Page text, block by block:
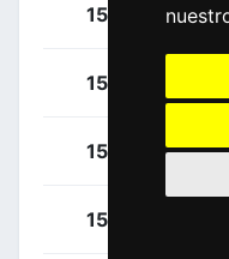
152
153
154
155